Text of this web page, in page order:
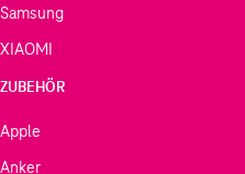
Samsung
XIAOMI
ZUBEHÖR
Apple
Anker